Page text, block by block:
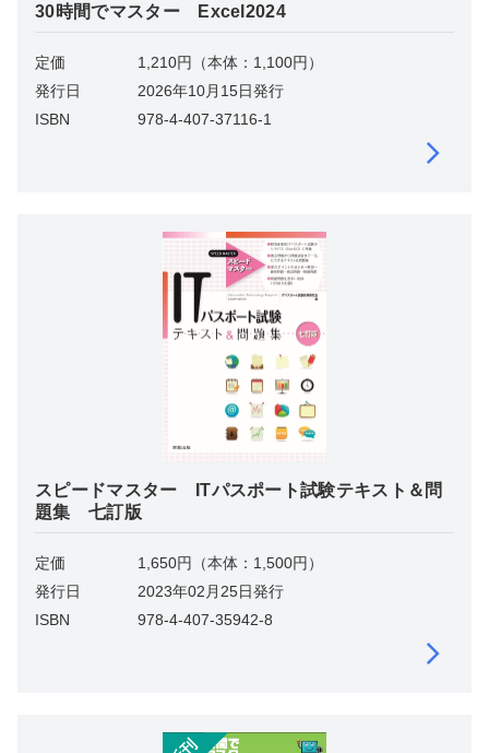
30時間でマスター Excel2024
定価
1,210円（本体：1,100円）
発行日
2026年10月15日発行
ISBN
978-4-407-37116-1
スピードマスター ITパスポート試験テキスト＆問
題集 七訂版
定価
1,650円（本体：1,500円）
発行日
2023年02月25日発行
ISBN
978-4-407-35942-8